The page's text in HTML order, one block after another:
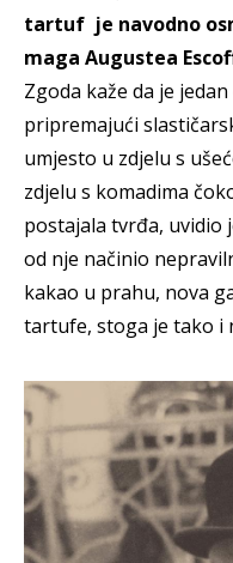
tartuf je navodno
maga Augustea
Zgoda kaže da je
pripremajući
umjesto u zdjelu s
zdjelu s komadima
postajala tvrđa, uvidio
od nje načinio
kakao u prahu, nova
tartufe, stoga je tako i